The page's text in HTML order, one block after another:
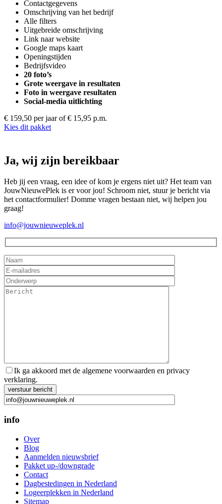
Contactgegevens
Omschrijving van het bedrijf
Alle filters
Uitgebreide omschrijving
Link naar website
Google maps kaart
Openingstijden
Bedrijfsvideo
20 foto’s
Grote weergave in resultaten
Foto in weergave resultaten
Social-media uitlichting
€ 159,50 per jaar of € 15,95 p.m.
Kies dit pakket
Ja, wij zijn bereikbaar
Heb jij een vraag, een idee of kom je ergens niet uit? Het team van
JouwNieuwePlek is er voor jou! Schroom niet, stuur je bericht via
het contactformulier! Domme vragen bestaan niet, wij helpen jou
graag!
info@jouwnieuweplek.nl
Ik ga akkoord met de algemene voorwaarden en privacy
verklaring.
Gelieve dit veld leeg te laten.
info
Over
Blog
Aanmelden nieuwsbrief
Pakket up-/downgrade
Contact
Dagbestedingen in Nederland
Logeerplekken in Nederland
Sitemap